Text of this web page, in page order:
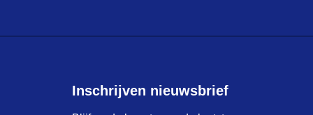
Inschrijven nieuwsbrief